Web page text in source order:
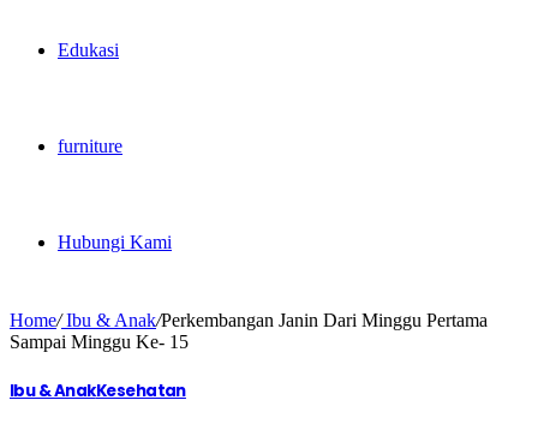
Edukasi
furniture
Hubungi Kami
Home/Ibu & Anak/Perkembangan Janin Dari Minggu Pertama
Sampai Minggu Ke- 15
Ibu & AnakKesehatan